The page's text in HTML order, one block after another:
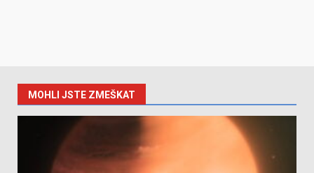
MOHLI JSTE ZMEŠKAT